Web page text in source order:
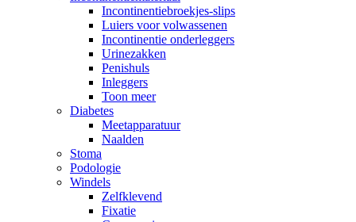
Incontinentiebroekjes-slips
Luiers voor volwassenen
Incontinentie onderleggers
Urinezakken
Penishuls
Inleggers
Toon meer
Diabetes
Meetapparatuur
Naalden
Stoma
Podologie
Windels
Zelfklevend
Fixatie